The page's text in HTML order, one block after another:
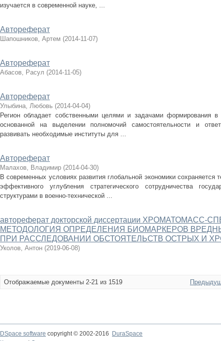
изучается в современной науке, ...
Автореферат
Шапошников, Артем (2014-11-07)
Автореферат
Абасов, Расул (2014-11-05)
Автореферат
Улыбина, Любовь (2014-04-04)
Регион обладает собственными целями и задачами формирования в
основанной на выделении полномочий самостоятельности и
развивать необходимые институты для ...
Автореферат
Малахов, Владимир (2014-04-30)
В современных условиях развития глобальной экономики сохраняется
эффективного углубления стратегического сотрудничества
структурами в военно-технической ...
автореферат докторской диссертации
МЕТОДОЛОГИЯ ОПРЕДЕЛЕНИЯ БИОМАРКЕРОВ
ПРИ РАССЛЕДОВАНИИ ОБСТОЯТЕЛЬСТВ ОСТРЫХ И
Уколов, Антон (2019-06-08)
Отображаемые документы 2-21 из 1519
DSpace software copyright © 2002-2016
DuraSpace